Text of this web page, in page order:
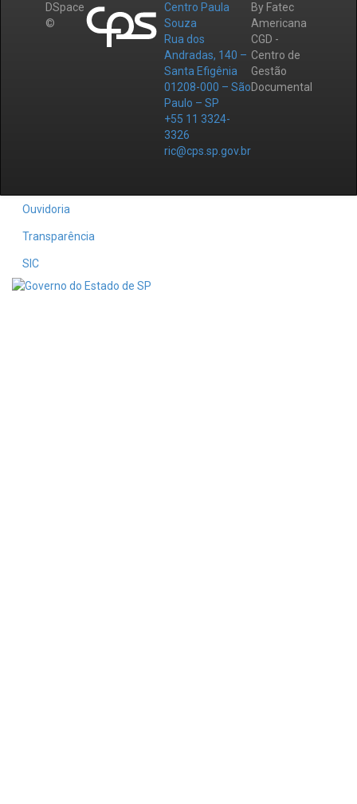
DSpace
©
Centro Paula
Souza
Rua dos
Andradas, 140 –
Santa Efigênia
01208-000 – São
Paulo – SP
+55 11 3324-
3326
ric@cps.sp.gov.br
By Fatec
Americana
CGD -
Centro de
Gestão
Documental
Ouvidoria
Transparência
SIC